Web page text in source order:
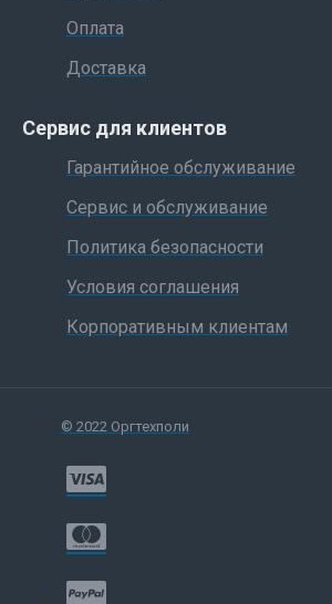
Оплата
Доставка
Сервис для клиентов
Гарантийное обслуживание
Сервис и обслуживание
Политика безопасности
Условия соглашения
Корпоративным клиентам
© 2022 Оргтехполи